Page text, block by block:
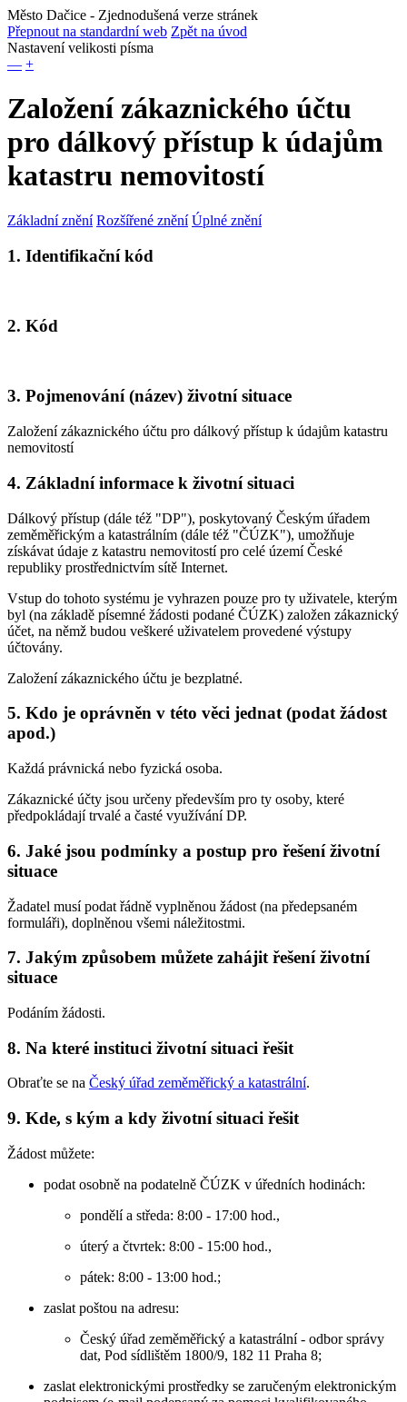
Město Dačice - Zjednodušená verze stránek
Přepnout na standardní web Zpět na úvod
Nastavení velikosti písma
— +
Založení zákaznického účtu
pro dálkový přístup k údajům
katastru nemovitostí
Základní znění Rozšířené znění Úplné znění
1. Identifikační kód
2. Kód
3. Pojmenování (název) životní situace
Založení zákaznického účtu pro dálkový přístup k údajům katastru
nemovitostí
4. Základní informace k životní situaci
Dálkový přístup (dále též "DP"), poskytovaný Českým úřadem
zeměměřickým a katastrálním (dále též "ČÚZK"), umožňuje
získávat údaje z katastru nemovitostí pro celé území České
republiky prostřednictvím sítě Internet.
Vstup do tohoto systému je vyhrazen pouze pro ty uživatele, kterým
byl (na základě písemné žádosti podané ČÚZK) založen zákaznický
účet, na němž budou veškeré uživatelem provedené výstupy
účtovány.
Založení zákaznického účtu je bezplatné.
5. Kdo je oprávněn v této věci jednat (podat žádost
apod.)
Každá právnická nebo fyzická osoba.
Zákaznické účty jsou určeny především pro ty osoby, které
předpokládají trvalé a časté využívání DP.
6. Jaké jsou podmínky a postup pro řešení životní
situace
Žadatel musí podat řádně vyplněnou žádost (na předepsaném
formuláři), doplněnou všemi náležitostmi.
7. Jakým způsobem můžete zahájit řešení životní
situace
Podáním žádosti.
8. Na které instituci životní situaci řešit
Obraťte se na Český úřad zeměměřický a katastrální.
9. Kde, s kým a kdy životní situaci řešit
Žádost můžete:
podat osobně na podatelně ČÚZK v úředních hodinách:
pondělí a středa: 8:00 - 17:00 hod.,
úterý a čtvrtek: 8:00 - 15:00 hod.,
pátek: 8:00 - 13:00 hod.;
zaslat poštou na adresu:
Český úřad zeměměřický a katastrální - odbor správy
dat, Pod sídlištěm 1800/9, 182 11 Praha 8;
zaslat elektronickými prostředky se zaručeným elektronickým